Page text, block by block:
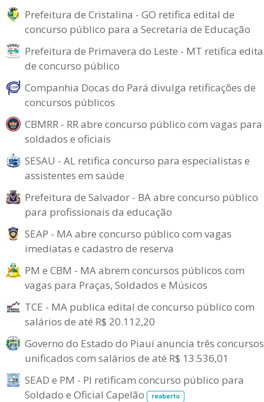
Prefeitura de Cristalina - GO retifica edital de
concurso público para a Secretaria de Educação
Prefeitura de Primavera do Leste - MT retifica
de concurso público
Companhia Docas do Pará divulga retificações de
concursos públicos
CBMRR - RR abre concurso público com vagas para
soldados e oficiais
SESAU - AL retifica concurso para especialistas e
assistentes em saúde
Prefeitura de Salvador - BA abre concurso público
para profissionais da educação
SEAP - MA abre concurso público com vagas
imediatas e cadastro de reserva
PM e CBM - MA abrem concursos públicos com
vagas para Praças, Soldados e Músicos
TCE - MA publica edital de concurso público com
salários de até R$ 20.112,20
Governo do Estado do Piauí anuncia três concursos
unificados com salários de até R$ 13.536,01
SEAD e PM - PI retificam concurso público para
Soldado e Oficial Capelão
reaberto